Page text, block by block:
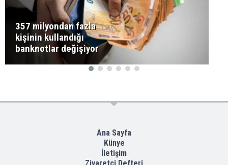
357 milyondan fazla
kişinin kullandığı
banknotlar değişiyor
Ana Sayfa
Künye
İletişim